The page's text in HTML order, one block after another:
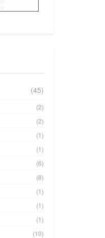
(45)
(2)
(2)
(1)
(1)
(6)
(8)
(1)
(1)
(1)
(10)